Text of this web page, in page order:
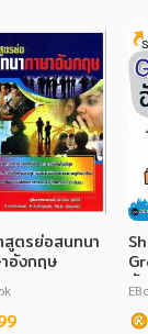
ยนภาษาจีนด้วยตัว
ตรย่อสนทนา
อังกฤษ
ทั